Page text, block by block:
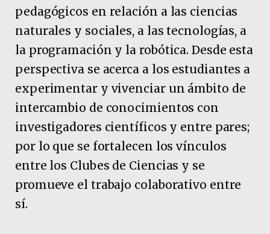
pedagógicos en relación a las ciencias
naturales y sociales, a las tecnologías, a
la programación y la robótica. Desde esta
perspectiva se acerca a los estudiantes a
experimentar y vivenciar un ámbito de
intercambio de conocimientos con
investigadores científicos y entre pares;
por lo que se fortalecen los vínculos
entre los Clubes de Ciencias y se
promueve el trabajo colaborativo entre
sí.